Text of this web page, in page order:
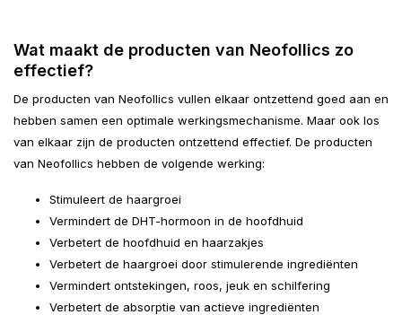
Wat maakt de producten van Neofollics zo
effectief?
De producten van Neofollics vullen elkaar ontzettend goed aan en
hebben samen een optimale werkingsmechanisme. Maar ook los
van elkaar zijn de producten ontzettend effectief. De producten
van Neofollics hebben de volgende werking:
Stimuleert de haargroei
Vermindert de DHT-hormoon in de hoofdhuid
Verbetert de hoofdhuid en haarzakjes
Verbetert de haargroei door stimulerende ingrediënten
Vermindert ontstekingen, roos, jeuk en schilfering
Verbetert de absorptie van actieve ingrediënten